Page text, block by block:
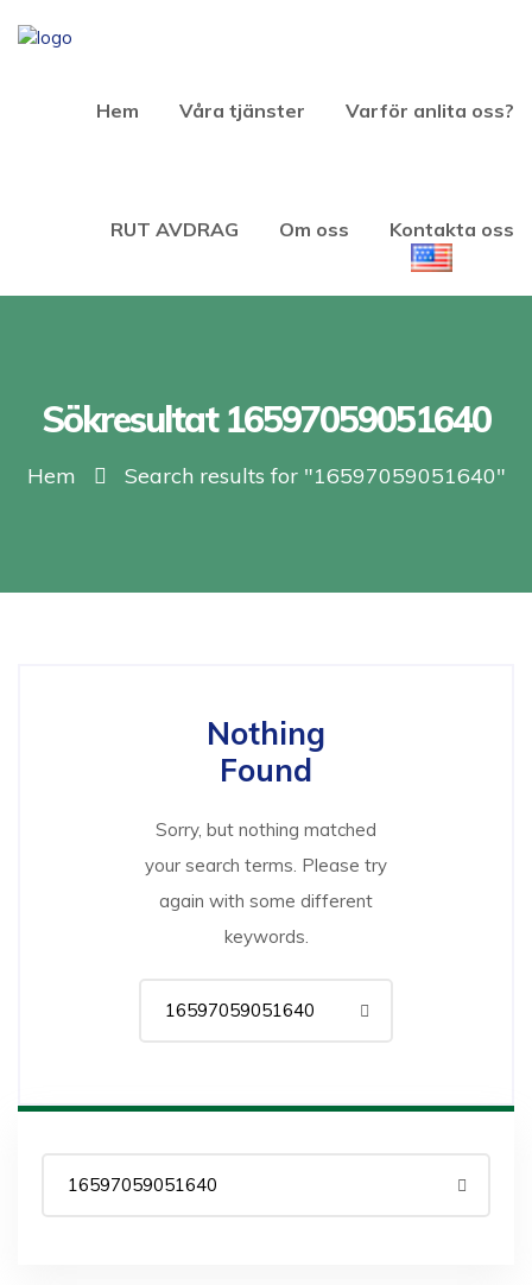
Hem Våra tjänster Varför anlita oss?
RUT AVDRAG Om oss Kontakta oss
Sökresultat 16597059051640
Hem Search results for "16597059051640"
Nothing
Found
Sorry, but nothing matched
your search terms. Please try
again with some different
keywords.